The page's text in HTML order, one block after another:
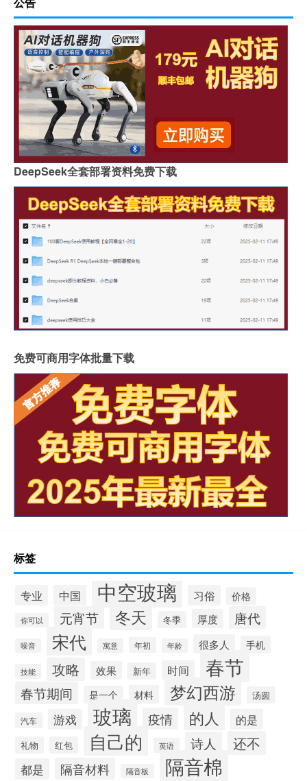
DeepSeek全套部署资料免费下载
免费可商用字体批量下载
标签
专业 中国 中空玻璃 习俗 价格
你可以 元宵节 冬天 冬季 厚度 唐代
噪音 宋代 寓意 年初 年龄 很多人 手机
技能 攻略 效果 新年 时间 春节
春节期间 是一个 材料 梦幻西游 汤圆
汽车 游戏 玻璃 疫情 的人 的是
礼物 红包 自己的 英语 诗人 还不
都是 隔音材料 隔音板 隔音棉